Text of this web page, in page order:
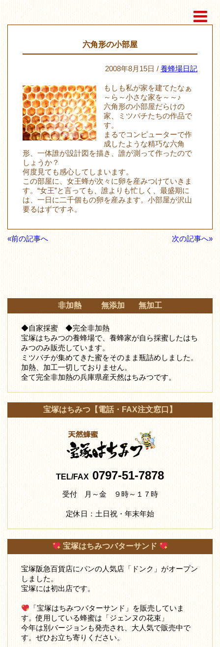
六角形の小部屋
2008年8月15日 / 養蜂場日記
もしも私が家を建てたなぁ
～ら～小さな家を～～♪
六角形の小部屋だらけの
家、ミツバチたちの作品で
す。
まるでコンピューターで作
成したような精巧な六角
形、一体誰が設計図を描き、誰が測って作ったので
しょうか？
何度見ても感心してしまいます。
この部屋に、女王蜂が次々に卵を産みつけていきま
す。“女王”と言っても、誰よりも忙しく、最盛期に
は、一日に二千個もの卵を産みます。小部屋が沢山
要るはずですネ。
«前の記事へ 次の記事へ»
非加熱 無添加 無加工
◆自家採蜜 ◆完全非加熱
宝塚はちみつの養蜂場で、養蜂家が自ら採蜜したはち
みつのみ販売しています。
ミツバチが集めてきた蜜をそのまま瓶詰めしました。
加熱、加工一切しておりません。
全て完全非加熱の兵庫県産天然はちみつです。
宝塚はちみつ【電話・FAX注文窓口】
TEL/FAX0797-51-7878
受付 月～金 ９時～１７時
定休日：土日祝・年末年始
宝塚はちみつバターサンド
宝塚阪急百貨店にパンの人気店「ドンク」がオープン
しました。
宝塚には初出店です。
「宝塚はちみつバターサンド」を販売していま
す。使用している蜂蜜は「ジェンヌの花束」
今年は別バージョンも発売され、大人気で販売中で
す。ぜひお立ち寄りください。